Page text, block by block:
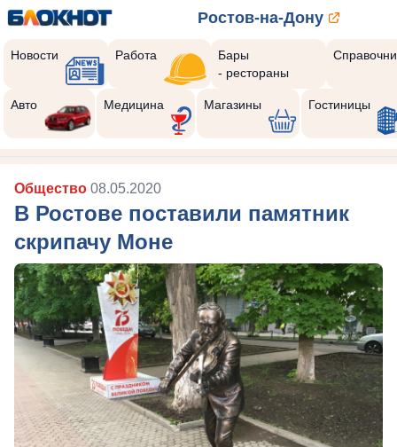
Ростов-на-Дону
Новости Работа
Бары
- рестораны
Авто Медицина Магазины Гостиницы
Общество 08.05.2020
В Ростове поставили памятник
скрипачу Моне
10
Реклама закроется через: